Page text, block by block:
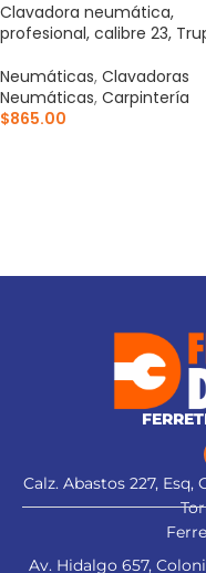
Clavadora neumática,
profesional, calibre 23,
Neumáticas, Clavadoras
Neumáticas, Carpintería
$865.00
Calz. Abastos 227,
Av. Hidalgo 657,